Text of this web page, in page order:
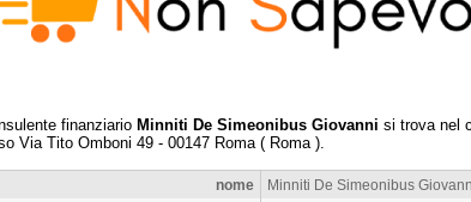
finanziario Minniti De Simeonibus Giovanni si trova nel
Via Tito Omboni 49 - 00147 Roma ( Roma ).
nome
Minniti De Simeonibus